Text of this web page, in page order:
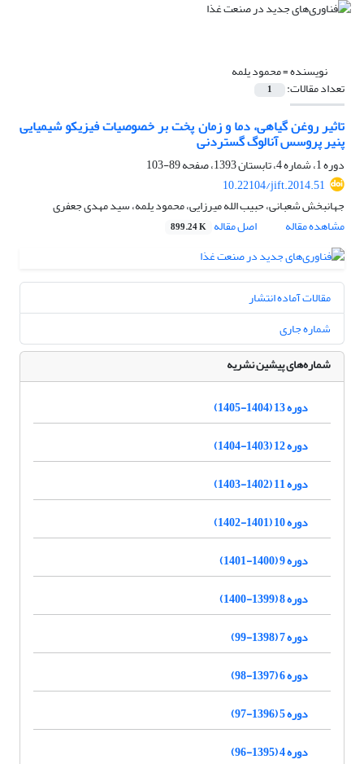
نویسنده =محمود یلمه
تعداد مقالات: 1
تاثیر روغن گیاهی، دما و زمان پخت بر خصوصیات فیزیکو شیمیایی
پنیر پروسس آنالوگ گستردنی
دوره 1، شماره 4، تابستان 1393، صفحه
89-103
10.22104/jift.2014.51
جهانبخش شعبانی، حبیب الله میرزایی، محمود یلمه، سید مهدی جعفری
مشاهده مقاله
اصل مقاله 899.24 K
مقالات آماده انتشار
شماره جاری
شماره‌های پیشین نشریه
دوره 13 (1404-1405)
دوره 12 (1403-1404)
دوره 11 (1402-1403)
دوره 10 (1401-1402)
دوره 9 (1400-1401)
دوره 8 (1399-1400)
دوره 7 (1398-99)
دوره 6 (1397-98)
دوره 5 (1396-97)
دوره 4 (1395-96)